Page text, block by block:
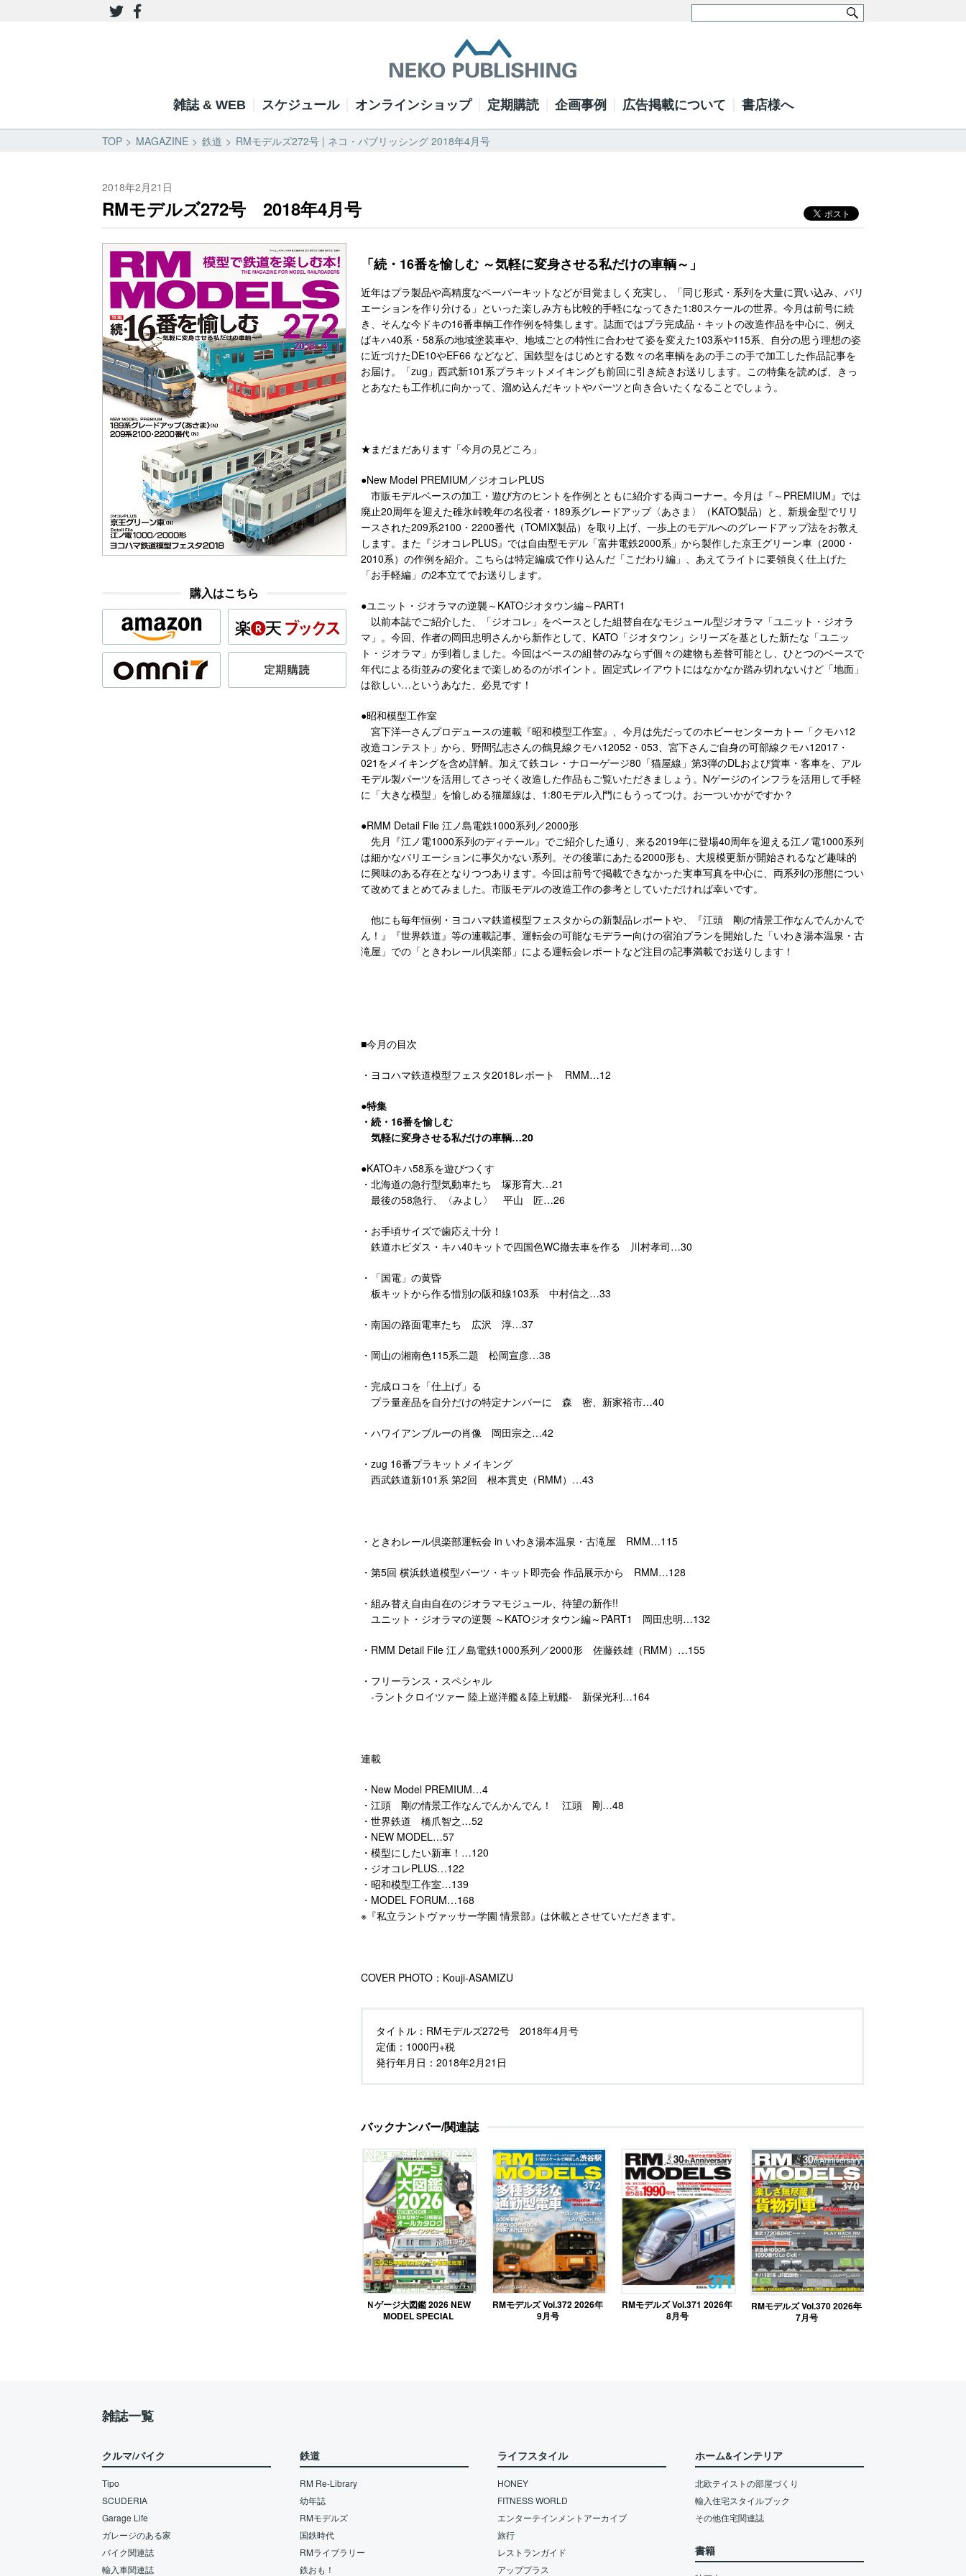
雑誌 & WEB スケジュール オンラインショップ 定期購読 企画事例 広告掲載について 書店様へ
TOP MAGAZINE 鉄道 RMモデルズ272号 | ネコ・パブリッシング 2018年4月号
2018年2月21日
RMモデルズ272号 2018年4月号
購入はこちら
「続・16番を愉しむ ～気軽に変身させる私だけの車輌～」
近年はプラ製品や高精度なペーパーキットなどが目覚ましく充実し、「同じ形式・系列を大量に買い込み、バリ
エーションを作り分ける」といった楽しみ方も比較的手軽になってきた1:80スケールの世界。今月は前号に続
き、そんな今ドキの16番車輌工作作例を特集します。誌面ではプラ完成品・キットの改造作品を中心に、例え
ばキハ40系・58系の地域塗装車や、地域ごとの特性に合わせて姿を変えた103系や115系、自分の思う理想の姿
に近づけたDE10やEF66 などなど、国鉄型をはじめとする数々の名車輌をあの手この手で加工した作品記事を
お届け。「zug」西武新101系プラキットメイキングも前回に引き続きお送りします。この特集を読めば、きっ
とあなたも工作机に向かって、溜め込んだキットやパーツと向き合いたくなることでしょう。
★まだまだあります「今月の見どころ」
●New Model PREMIUM／ジオコレPLUS
市販モデルベースの加工・遊び方のヒントを作例とともに紹介する両コーナー。今月は『～PREMIUM』では
廃止20周年を迎えた碓氷峠晩年の名役者・189系グレードアップ〈あさま〉（KATO製品）と、新規金型でリリ
ースされた209系2100・2200番代（TOMIX製品）を取り上げ、一歩上のモデルへのグレードアップ法をお教え
します。また『ジオコレPLUS』では自由型モデル「富井電鉄2000系」から製作した京王グリーン車（2000・
2010系）の作例を紹介。こちらは特定編成で作り込んだ「こだわり編」、あえてライトに要領良く仕上げた
「お手軽編」の2本立てでお送りします。
●ユニット・ジオラマの逆襲～KATOジオタウン編～PART1
以前本誌でご紹介した、「ジオコレ」をベースとした組替自在なモジュール型ジオラマ「ユニット・ジオラ
マ」。今回、作者の岡田忠明さんから新作として、KATO「ジオタウン」シリーズを基とした新たな「ユニッ
ト・ジオラマ」が到着しました。今回はベースの組替のみならず個々の建物も差替可能とし、ひとつのベースで
年代による街並みの変化まで楽しめるのがポイント。固定式レイアウトにはなかなか踏み切れないけど「地面」
は欲しい…というあなた、必見です！
●昭和模型工作室
宮下洋一さんプロデュースの連載『昭和模型工作室』、今月は先だってのホビーセンターカトー「クモハ12
改造コンテスト」から、野間弘志さんの鶴見線クモハ12052・053、宮下さんご自身の可部線クモハ12017・
021をメイキングを含め詳解。加えて鉄コレ・ナローゲージ80「猫屋線」第3弾のDLおよび貨車・客車を、アル
モデル製パーツを活用してさっそく改造した作品もご覧いただきましょう。Nゲージのインフラを活用して手軽
に「大きな模型」を愉しめる猫屋線は、1:80モデル入門にもうってつけ。お一ついかがですか？
●RMM Detail File 江ノ島電鉄1000系列／2000形
先月『江ノ電1000系列のディテール』でご紹介した通り、来る2019年に登場40周年を迎える江ノ電1000系列
は細かなバリエーションに事欠かない系列。その後輩にあたる2000形も、大規模更新が開始されるなど趣味的
に興味のある存在となりつつあります。今回は前号で掲載できなかった実車写真を中心に、両系列の形態につい
て改めてまとめてみました。市販モデルの改造工作の参考としていただければ幸いです。
他にも毎年恒例・ヨコハマ鉄道模型フェスタからの新製品レポートや、『江頭 剛の情景工作なんでんかんで
ん！』『世界鉄道』等の連載記事、運転会の可能なモデラー向けの宿泊プランを開始した「いわき湯本温泉・古
滝屋」での「ときわレール倶楽部」による運転会レポートなど注目の記事満載でお送りします！
■今月の目次
・ヨコハマ鉄道模型フェスタ2018レポート RMM…12
●特集
・続・16番を愉しむ
気軽に変身させる私だけの車輌…20
●KATOキハ58系を遊びつくす
・北海道の急行型気動車たち 塚形育大…21
最後の58急行、〈みよし〉 平山 匠…26
・お手頃サイズで歯応え十分！
鉄道ホビダス・キハ40キットで四国色WC撤去車を作る 川村孝司…30
・「国電」の黄昏
板キットから作る惜別の阪和線103系 中村信之…33
・南国の路面電車たち 広沢 淳…37
・岡山の湘南色115系二題 松岡宣彦…38
・完成ロコを「仕上げ」る
プラ量産品を自分だけの特定ナンバーに 森 密、新家裕市…40
・ハワイアンブルーの肖像 岡田宗之…42
・zug 16番プラキットメイキング
西武鉄道新101系 第2回 根本貫史（RMM）…43
・ときわレール倶楽部運転会 in いわき湯本温泉・古滝屋 RMM…115
・第5回 横浜鉄道模型パーツ・キット即売会 作品展示から RMM…128
・組み替え自由自在のジオラマモジュール、待望の新作!!
ユニット・ジオラマの逆襲 ～KATOジオタウン編～PART1 岡田忠明…132
・RMM Detail File 江ノ島電鉄1000系列／2000形 佐藤鉄雄（RMM）…155
・フリーランス・スペシャル
-ラントクロイツァー 陸上巡洋艦＆陸上戦艦- 新保光利…164
連載
・New Model PREMIUM…4
・江頭 剛の情景工作なんでんかんでん！ 江頭 剛…48
・世界鉄道 橋爪智之…52
・NEW MODEL…57
・模型にしたい新車！…120
・ジオコレPLUS…122
・昭和模型工作室…139
・MODEL FORUM…168
※『私立ラントヴァッサー学園 情景部』は休載とさせていただきます。
COVER PHOTO：Kouji-ASAMIZU
タイトル： RMモデルズ272号 2018年4月号
定価： 1000円+税
発行年月日： 2018年2月21日
バックナンバー/関連誌
Ｎゲージ大図鑑 2026 NEW
MODEL SPECIAL
RMモデルズ Vol.372 2026年
9月号
RMモデルズ Vol.371 2026年
8月号
RMモデルズ Vol.370 2026年
7月号
雑誌一覧
クルマ/バイク
Tipo
SCUDERIA
Garage Life
ガレージのある家
バイク関連誌
輸入車関連誌
鉄道
RM Re-Library
幼年誌
RMモデルズ
国鉄時代
RMライブラリー
鉄おも！
ライフスタイル
HONEY
FITNESS WORLD
エンターテインメントアーカイブ
旅行
レストランガイド
アッププラス
ホーム&インテリア
北欧テイストの部屋づくり
輸入住宅スタイルブック
その他住宅関連誌
書籍